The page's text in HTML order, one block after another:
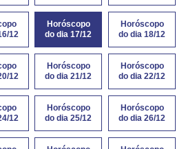
12
Horóscopo
do dia 17/12
Horóscopo
do dia 18/12
12
Horóscopo
do dia 21/12
Horóscopo
do dia 22/12
12
Horóscopo
do dia 25/12
Horóscopo
do dia 26/12